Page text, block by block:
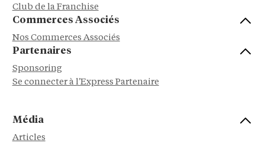
Club de la Franchise
Commerces Associés
Nos Commerces Associés
Partenaires
Sponsoring
Se connecter à l'Express Partenaire
Média
Articles